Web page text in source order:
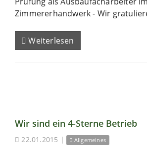
Zimmererhandwerk - Wir
Weiterlesen
Wir sind ein 4-Sterne Betrieb
22.01.2015 | Allgemeines